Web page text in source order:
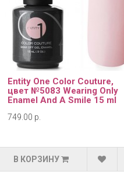
Entity One Color Couture,
цвет №5083 Wearing Only
Enamel And A Smile 15 ml
749.00 р.
В КОРЗИНУ